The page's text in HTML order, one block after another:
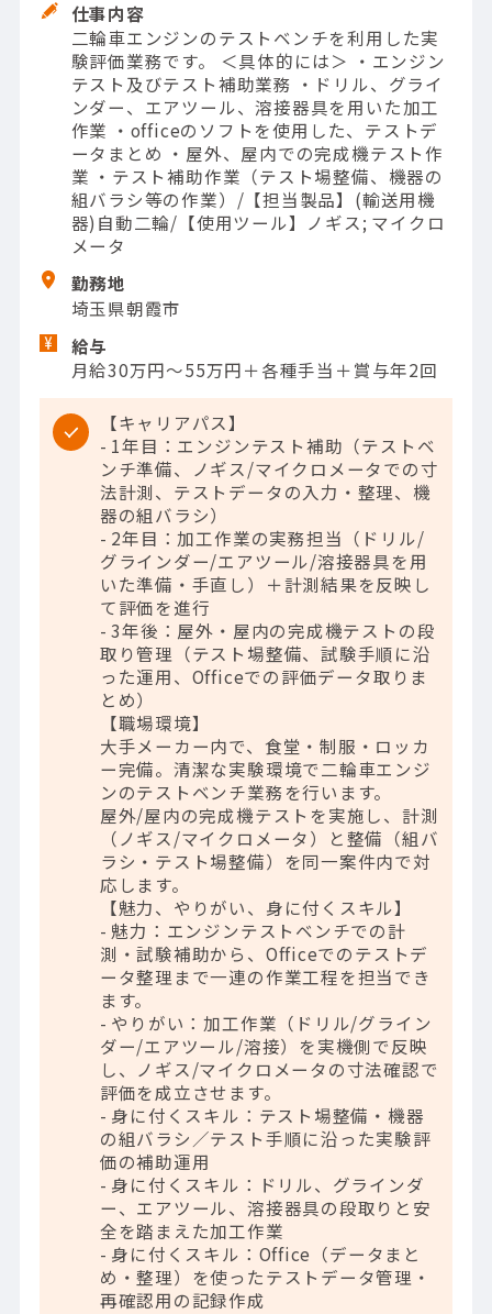
仕事内容
二輪車エンジンのテストベンチを利用した実
験評価業務です。 ＜具体的には＞ ・エンジン
テスト及びテスト補助業務 ・ドリル、グライ
ンダー、エアツール、溶接器具を用いた加工
作業 ・officeのソフトを使用した、テストデ
ータまとめ ・屋外、屋内での完成機テスト作
業 ・テスト補助作業（テスト場整備、機器の
組バラシ等の作業）/【担当製品】(輸送用機
器)自動二輪/【使用ツール】ノギス; マイクロ
メータ
勤務地
埼玉県朝霞市
給与
月給30万円～55万円＋各種手当＋賞与年2回
【キャリアパス】
- 1年目：エンジンテスト補助（テストベ
ンチ準備、ノギス/マイクロメータでの寸
法計測、テストデータの入力・整理、機
器の組バラシ）
- 2年目：加工作業の実務担当（ドリル/
グラインダー/エアツール/溶接器具を用
いた準備・手直し）＋計測結果を反映し
て評価を進行
- 3年後：屋外・屋内の完成機テストの段
取り管理（テスト場整備、試験手順に沿
った運用、Officeでの評価データ取りま
とめ）
【職場環境】
大手メーカー内で、食堂・制服・ロッカ
ー完備。清潔な実験環境で二輪車エンジ
ンのテストベンチ業務を行います。
屋外/屋内の完成機テストを実施し、計測
（ノギス/マイクロメータ）と整備（組バ
ラシ・テスト場整備）を同一案件内で対
応します。
【魅力、やりがい、身に付くスキル】
- 魅力：エンジンテストベンチでの計
測・試験補助から、Officeでのテストデ
ータ整理まで一連の作業工程を担当でき
ます。
- やりがい：加工作業（ドリル/グライン
ダー/エアツール/溶接）を実機側で反映
し、ノギス/マイクロメータの寸法確認で
評価を成立させます。
- 身に付くスキル：テスト場整備・機器
の組バラシ／テスト手順に沿った実験評
価の補助運用
- 身に付くスキル：ドリル、グラインダ
ー、エアツール、溶接器具の段取りと安
全を踏まえた加工作業
- 身に付くスキル：Office（データまと
め・整理）を使ったテストデータ管理・
再確認用の記録作成